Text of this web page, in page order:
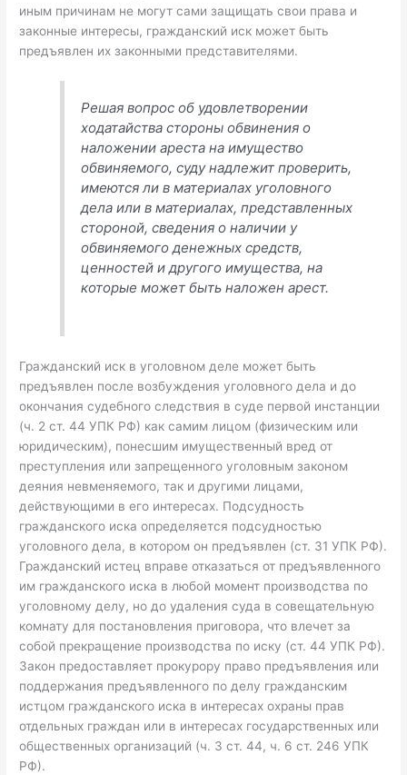
иным причинам не могут сами защищать свои права и
законные интересы, гражданский иск может быть
предъявлен их законными представителями.
Решая вопрос об удовлетворении
ходатайства стороны обвинения о
наложении ареста на имущество
обвиняемого, суду надлежит проверить,
имеются ли в материалах уголовного
дела или в материалах, представленных
стороной, сведения о наличии у
обвиняемого денежных средств,
ценностей и другого имущества, на
которые может быть наложен арест.
Гражданский иск в уголовном деле может быть
предъявлен после возбуждения уголовного дела и до
окончания судебного следствия в суде первой инстанции
(ч. 2 ст. 44 УПК РФ) как самим лицом (физическим или
юридическим), понесшим имущественный вред от
преступления или запрещенного уголовным законом
деяния невменяемого, так и другими лицами,
действующими в его интересах. Подсудность
гражданского иска определяется подсудностью
уголовного дела, в котором он предъявлен (ст. 31 УПК РФ).
Гражданский истец вправе отказаться от предъявленного
им гражданского иска в любой момент производства по
уголовному делу, но до удаления суда в совещательную
комнату для постановления приговора, что влечет за
собой прекращение производства по иску (ст. 44 УПК РФ).
Закон предоставляет прокурору право предъявления или
поддержания предъявленного по делу гражданским
истцом гражданского иска в интересах охраны прав
отдельных граждан или в интересах государственных или
общественных организаций (ч. 3 ст. 44, ч. 6 ст. 246 УПК
РФ).